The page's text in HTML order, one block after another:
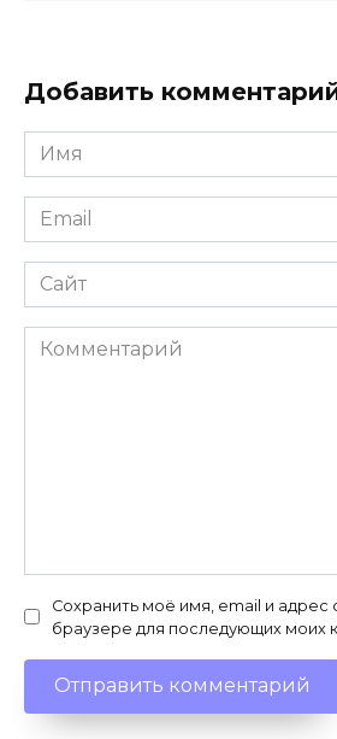
Добавить
Имя
*
Email
*
Сайт
Комментарий
Сохранить моё имя, email и адрес
браузере для последующих моих